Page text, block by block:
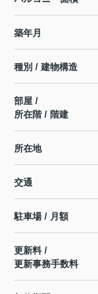
築年月
種別 / 建物構造
部屋 /
所在階 / 階建
所在地
交通
駐車場 / 月額
更新料 /
更新事務手数料